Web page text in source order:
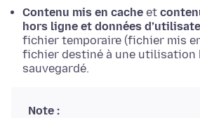
Contenu mis en cache et
hors ligne et données
fichier temporaire (fichier mis
fichier destiné à une utilisation
sauvegardé.
Note :